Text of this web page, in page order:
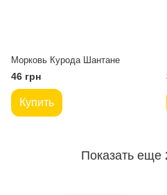
Морковь Курода Шантане
46 грн
Купить
Показать еще